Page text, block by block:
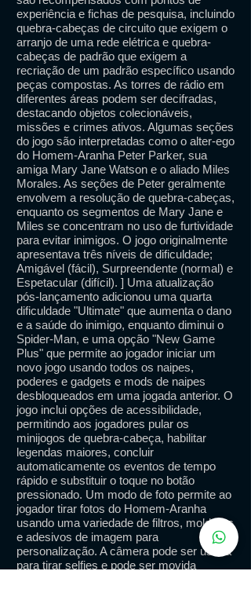
experiência e fichas de pesquisa, incluindo
quebra-cabeças de circuito que exigem o
arranjo de uma rede elétrica e quebra-
cabeças de padrão que exigem a
recriação de um padrão específico usando
peças compostas. As torres de rádio em
diferentes áreas podem ser decifradas,
destacando objetos colecionáveis,
missões e crimes ativos. Algumas seções
do jogo são interpretadas como o alter-ego
do Homem-Aranha Peter Parker, sua
amiga Mary Jane Watson e o aliado Miles
Morales. As seções de Peter geralmente
envolvem a resolução de quebra-cabeças,
enquanto os segmentos de Mary Jane e
Miles se concentram no uso de furtividade
para evitar inimigos. O jogo originalmente
apresentava três níveis de dificuldade;
Amigável (fácil), Surpreendente (normal) e
Espetacular (difícil). ] Uma atualização
pós-lançamento adicionou uma quarta
dificuldade "Ultimate" que aumenta o dano
e a saúde do inimigo, enquanto diminui o
Spider-Man, e uma opção "New Game
Plus" que permite ao jogador iniciar um
novo jogo usando todos os naipes,
poderes e gadgets e mods de naipes
desbloqueados em uma jogada anterior. O
jogo inclui opções de acessibilidade,
permitindo aos jogadores pular os
minijogos de quebra-cabeça, habilitar
legendas maiores, concluir
automaticamente os eventos de tempo
rápido e substituir o toque no botão
pressionado. Um modo de foto permite ao
jogador tirar fotos do Homem-Aranha
usando uma variedade de filtros, molduras
e adesivos de imagem para
personalização. A câmera pode ser usada
para tirar selfies e pode ser movida